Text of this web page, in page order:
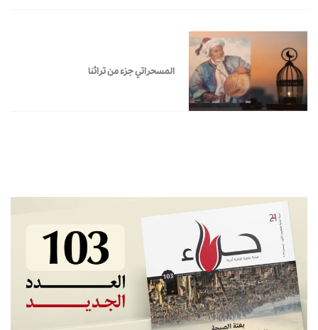
المسحراتي جزء من تراثنا